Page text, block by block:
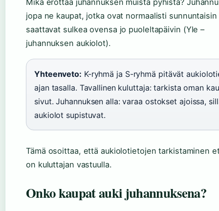
Mikä erottaa juhannuksen muista pyhistä?
jopa ne kaupat, jotka ovat normaalisti sunnuntaisin
saattavat sulkea ovensa jo puoleltapäivin (Yle –
juhannuksen aukiolot).
Yhteenveto: K-ryhmä ja S-ryhmä pitävät
ajan tasalla. Tavallinen kuluttaja: tarkista oman
sivut. Juhannuksen alla: varaa ostokset ajoissa,
aukiolot supistuvat.
Tämä osoittaa, että aukiolotietojen tarkistaminen
on kuluttajan vastuulla.
Onko kaupat auki juhannuksena?